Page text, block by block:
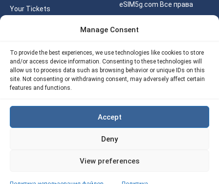
Manage Consent
To provide the best experiences, we use technologies like cookies to store
and/or access device information. Consenting to these technologies will
allow us to process data such as browsing behavior or unique IDs on this
site. Not consenting or withdrawing consent, may adversely affect certain
features and functions.
Accept
Deny
View preferences
Your Tickets
Калькулятор для eSIM
Политика возврата
eSIM5G
eSIM5g.com Все права
Политика
конфиденциальности
Site Map